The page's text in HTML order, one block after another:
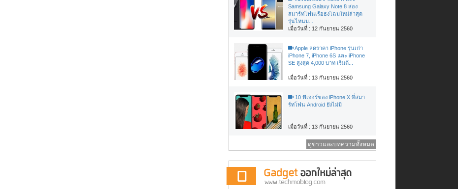
Samsung Galaxy Note 8 สอง
สมาร์ทโฟนเรือธงโฉมใหม่ล่าสุด
รุ่นไหนม...
เมื่อวันที่ : 12 กันยายน 2560
Apple ลดราคา iPhone รุ่นเก่า
iPhone 7, iPhone 6S และ iPhone
SE สูงสุด 4,000 บาท เริ่มต้...
เมื่อวันที่ : 13 กันยายน 2560
10 ฟีเจอร์ของ iPhone X ที่สมา
ร์ทโฟน Android ยังไม่มี
เมื่อวันที่ : 13 กันยายน 2560
ดูข่าวและบทความทั้งหมด